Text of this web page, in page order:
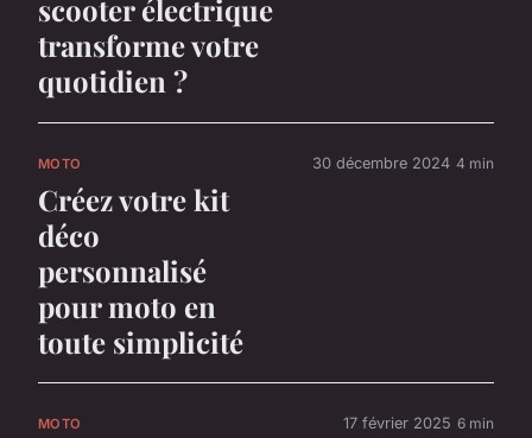
scooter électrique
transforme votre
quotidien ?
MOTO
Créez votre kit
déco
personnalisé
pour moto en
toute simplicité
30 décembre 2024 4 min
MOTO 17 février 2025 6 min